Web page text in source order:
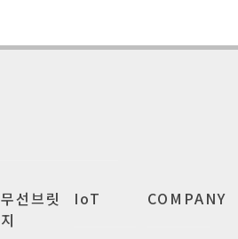
무선브릿
지
IoT COMPANY